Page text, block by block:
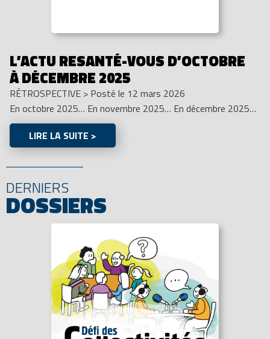
L’ACTU RESANTÉ-VOUS D’OCTOBRE
À DÉCEMBRE 2025
RÉTROSPECTIVE > Posté le 12 mars 2026
En octobre 2025… En novembre 2025… En décembre 2025…
LIRE LA SUITE >
DERNIERS
DOSSIERS